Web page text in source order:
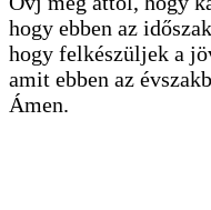
hogy ebben az
hogy felkészüljek a
amit ebben az
Ámen.